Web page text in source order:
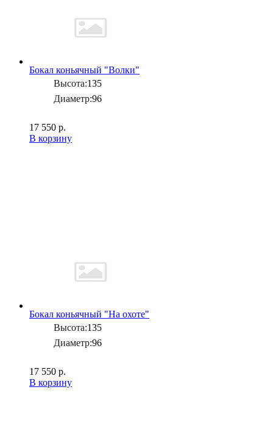
Бокал коньячный "Волки"
Высота:135
Диаметр:96
17 550 р.
В корзину
Бокал коньячный "На охоте"
Высота:135
Диаметр:96
17 550 р.
В корзину